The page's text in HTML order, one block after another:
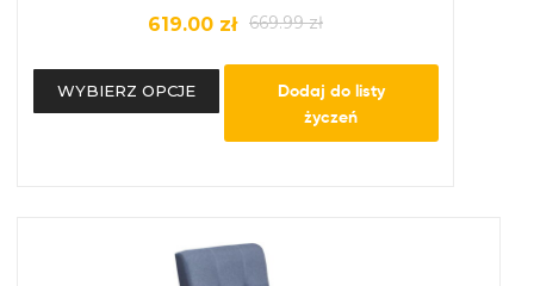
669.99zł
619.00 zł
WYBIERZ OPCJE
Dodaj do listy
życzeń